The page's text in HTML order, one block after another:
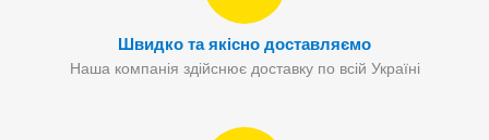
Швидко та якісно доставляємо
Наша компанія здійснює доставку по всій Україні